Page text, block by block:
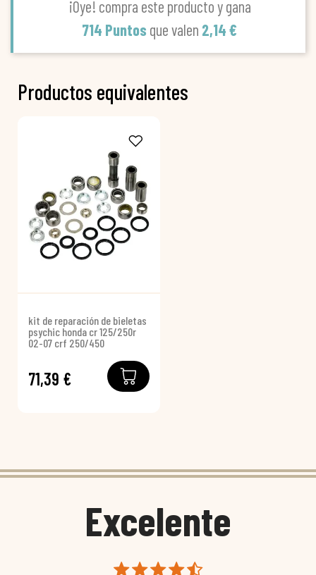
¡Oye! compra este producto y gana
714 Puntos que valen 2,14 €
Productos equivalentes
kit de reparación de bieletas
psychic honda cr 125/250r
02-07 crf 250/450
71,39 €
Excelente